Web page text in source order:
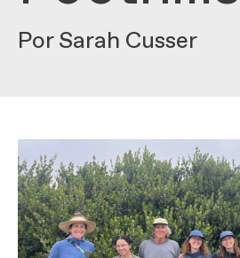
Por Sarah Cusser